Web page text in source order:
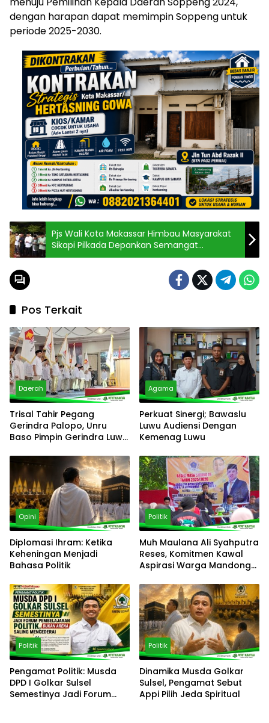
dengan harapan dapat memimpin Soppeng untuk
periode 2025-2030.
Pjs Wali Kota Makassar Himbau Masyarakat
Sikapi Pilkada Depankan Semangat
Kekeluargaan
Pos Terkait
Daerah
Trisal Tahir Pegang
Gerindra Palopo, Unru
Baso Pimpin Gerindra Luwu
Agama
Perkuat Sinergi; Bawaslu
Luwu Audiensi Dengan
Kemenag Luwu
Opini
Diplomasi Ihram: Ketika
Keheningan Menjadi
Bahasa Politik
Politik
‎Muh Maulana Ali Syahputra
Reses, Komitmen Kawal
Aspirasi Warga Mandonga
Politik
Pengamat Politik: Musda
DPD I Golkar Sulsel
Semestinya Jadi Forum
Politik
Dinamika Musda Golkar
Sulsel, Pengamat Sebut
Appi Pilih Jeda Spiritual